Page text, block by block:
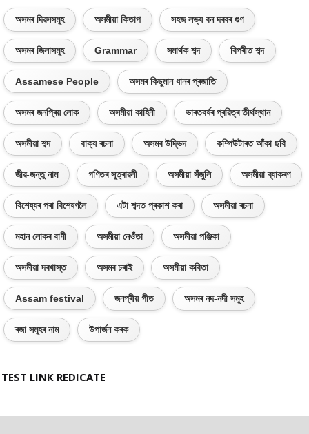
অসমৰ দিৱসসমূহ অসমীয়া কিতাপ সহজ লভ্য বন দৰবৰ গুণ
অসমৰ জিলাসমূহ Grammar সমাৰ্থক শব্দ বিপৰীত শব্দ
Assamese People অসমৰ কিছুমান ধানৰ প্ৰজাতি
অসমৰ জনপ্ৰিয় লোক অসমীয়া কাহিনী ভাৰতবৰ্ষৰ প্ৰৱিত্ৰ তীৰ্থস্থান
অসমীয়া শব্দ বাক্য ৰচনা অসমৰ উদ্ভিদ কম্পিউটাৰত আঁকা ছবি
জীৱ-জন্তু নাম গণিতৰ সূত্ৰাৱলী অসমীয়া সঁজুলি অসমীয়া ব্যাকৰণ
বিশেষ্যৰ পৰা বিশেষণলৈ এটা শব্দত প্ৰকাশ কৰা অসমীয়া ৰচনা
মহান লোকৰ বাণী অসমীয়া নেওঁতা অসমীয়া পঞ্জিকা
অসমীয়া দৰখাস্ত অসমৰ চৰাই অসমীয়া কবিতা
Assam festival জনপ্ৰীয় গীত অসমৰ নদ-নদী সমূহ
ৰজা সমূহৰ নাম উপাৰ্জন কৰক
TEST LINK REDICATE